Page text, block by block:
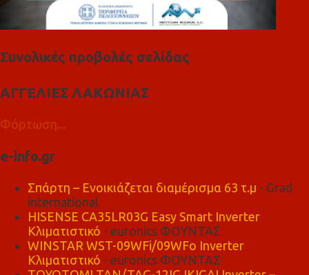
Συνολικές προβολές σελίδας
ΑΓΓΕΛΙΕΣ ΛΑΚΩΝΙΑΣ
Φόρτωση...
e-info.gr
Σπάρτη – Ενοικιάζεται διαμέρισμα 63 τ.μ - Grad
international
HISENSE CA35LR03G Easy Smart Inverter
Κλιματιστικό - euronics ΦΟΥΝΤΑΣ
WINSTAR WST-09WFi/09WFo Inverter
Κλιματιστικό - euronics ΦΟΥΝΤΑΣ